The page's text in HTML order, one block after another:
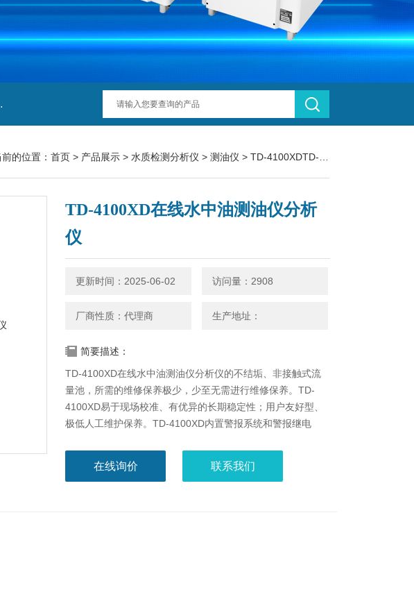
生物实验室工程，移液器
的位置： 首页 > 产品展示 > 水质检测分析仪 > 测油仪 > TD-4100XDTD-4100XD在线水中油测油仪分析仪
TD-4100XD在线水中油测油仪分析
仪
更新时间：2025-06-02 访问量：2908
厂商性质：代理商 生产地址：
简要描述：
TD-4100XD在线水中油测油仪分析仪的不结垢、非接触式流
量池，所需的维修保养极少，少至无需进行维修保养。TD-
4100XD易于现场校准、有优异的长期稳定性；用户友好型、
极低人工维护保养。TD-4100XD内置警报系统和警报继电
在线询价 联系我们